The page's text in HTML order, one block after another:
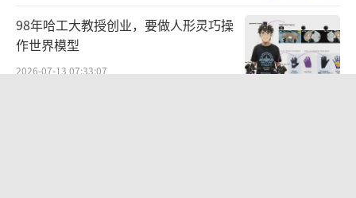
完成飞船生产调试、出厂交付与应急待命保障
工作，保障本次载人任务如期实施。
98年哈工大教授创业，要做人形灵巧操
作世界模型
2026-07-13 07:33:07